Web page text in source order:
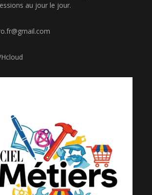
au jour le jour.